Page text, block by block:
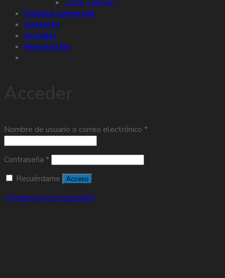
Tutor Tubular
Politica Comercial
Contacto
Acceder
Newsletter
Nombre de usuario o correo electrónico *
Contraseña *
Recuérdame
Acceso
¿Olvidaste la contraseña?